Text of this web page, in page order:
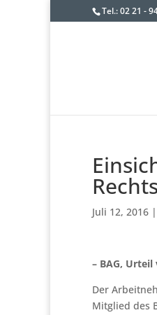
Tel.: 02 21 -
Juli 12, 2016 |
– BAG, Urteil
Der
Mitglied des